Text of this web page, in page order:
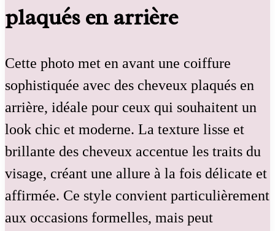
plaqués en arrière
Cette photo met en avant une coiffure
sophistiquée avec des cheveux plaqués en
arrière, idéale pour ceux qui souhaitent un
look chic et moderne. La texture lisse et
brillante des cheveux accentue les traits du
visage, créant une allure à la fois délicate et
affirmée. Ce style convient particulièrement
aux occasions formelles, mais peut